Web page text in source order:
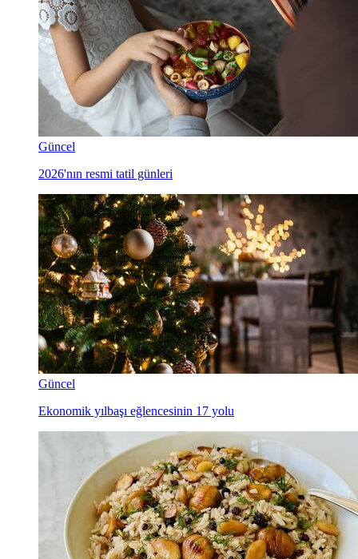
Güncel
2026'nın resmi tatil günleri
Güncel
Ekonomik yılbaşı eğlencesinin 17 yolu